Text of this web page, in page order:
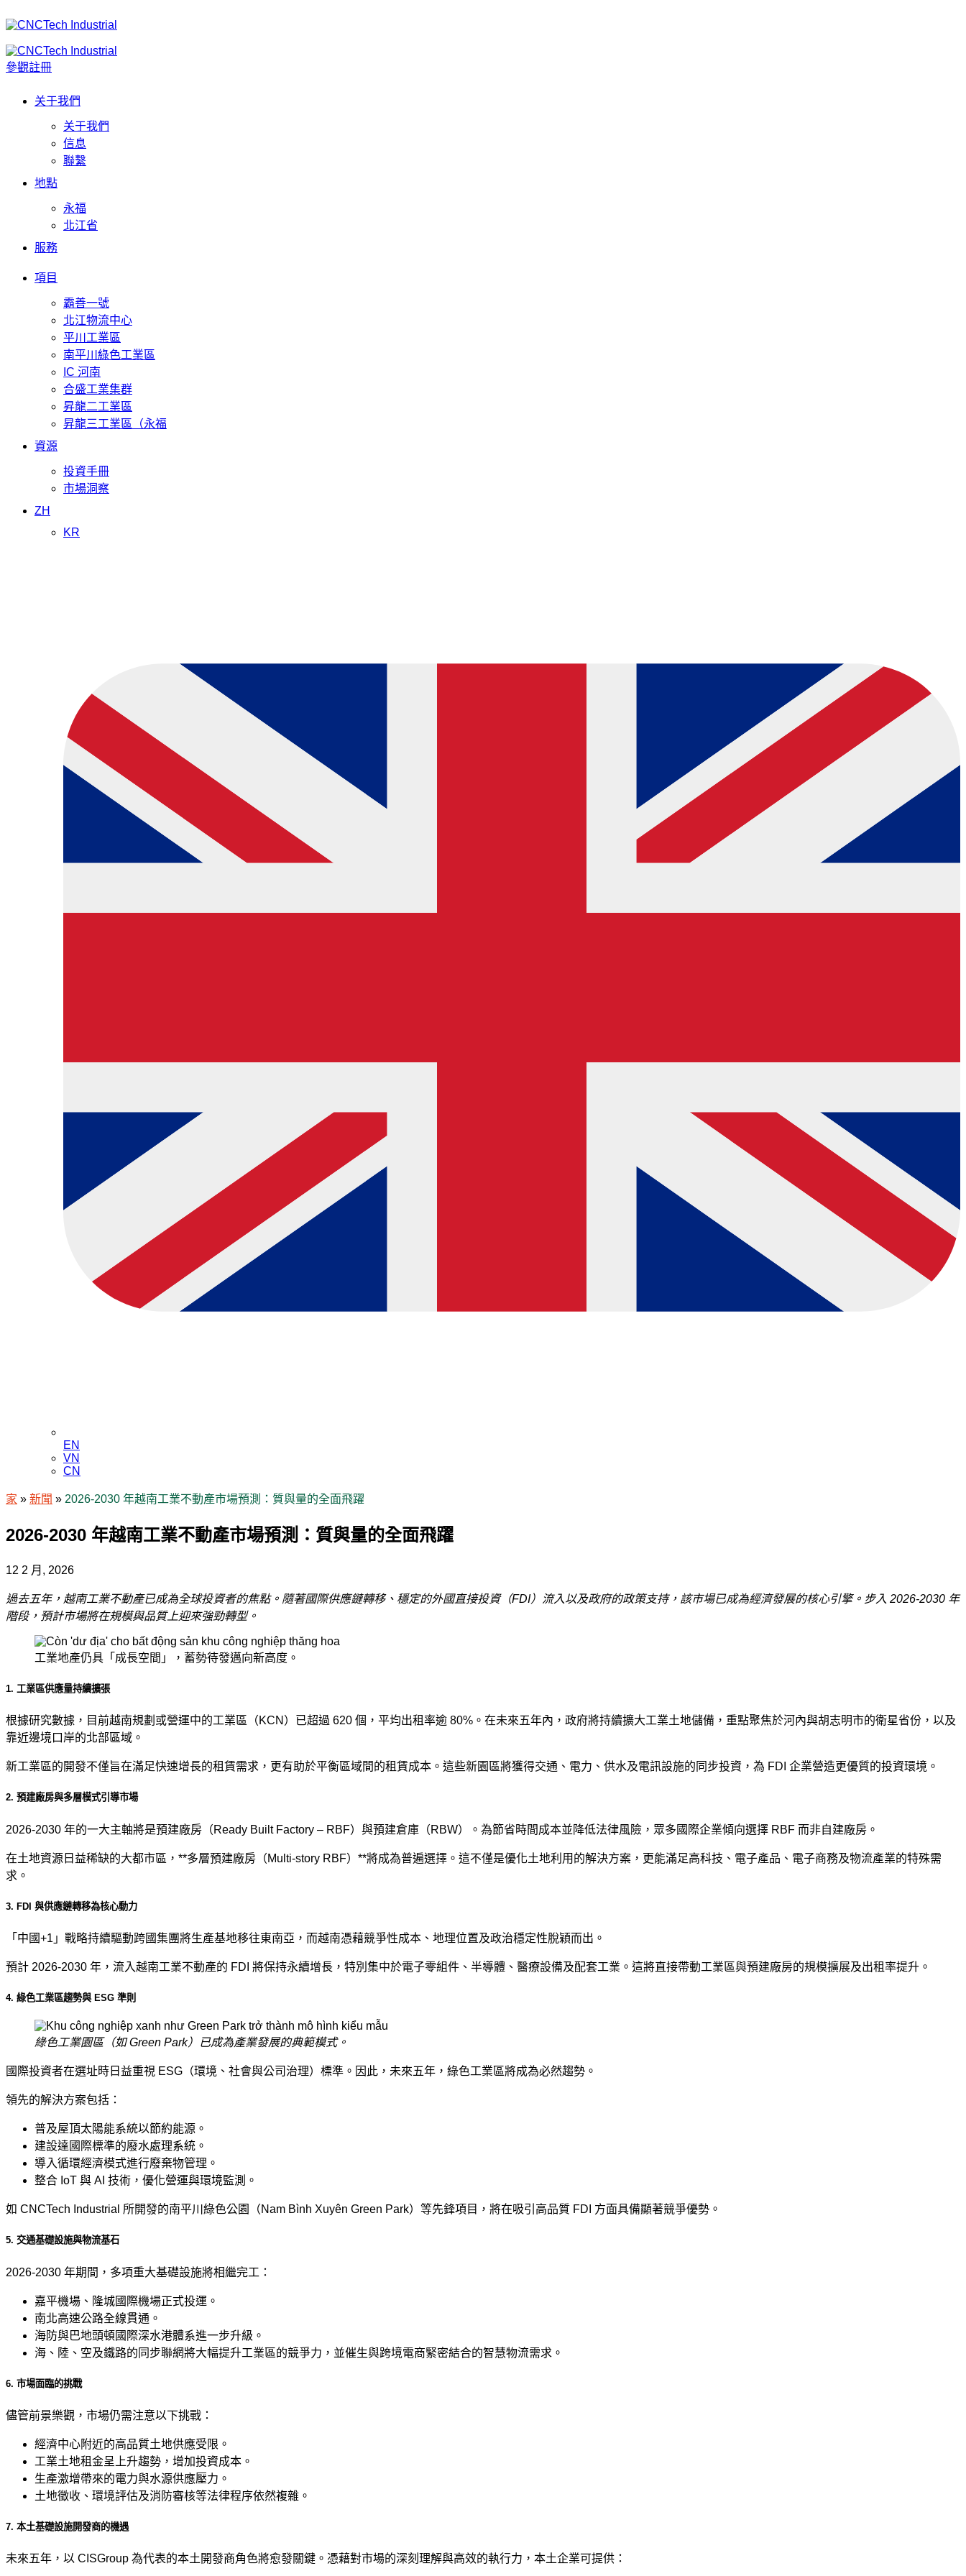
參觀註冊
关于我們
关于我們
信息
聯繫
地點
永福
北江省
服務
項目
霸善一號
北江物流中心
平川工業區
南平川綠色工業區
IC 河南
合盛工業集群
昇龍二工業區
昇龍三工業區（永福
資源
投資手冊
市場洞察
ZH
KR
EN
VN
CN
家 » 新聞 » 2026-2030 年越南工業不動產市場預測：質與量的全面飛躍
2026-2030 年越南工業不動產市場預測：質與量的全面飛躍
12 2 月, 2026
過去五年，越南工業不動產已成為全球投資者的焦點。隨著國際供應鏈轉移、穩定的外國直接投資（FDI）流入以及政府的政策支持，該市場已成為經濟發展的核心引擎。步入 2026-2030 年
階段，預計市場將在規模與品質上迎來強勁轉型。
工業地產仍具「成長空間」，蓄勢待發邁向新高度。
1. 工業區供應量持續擴張
根據研究數據，目前越南規劃或營運中的工業區（KCN）已超過 620 個，平均出租率逾 80%。在未來五年內，政府將持續擴大工業土地儲備，重點聚焦於河內與胡志明市的衛星省份，以及
靠近邊境口岸的北部區域。
新工業區的開發不僅旨在滿足快速增長的租賃需求，更有助於平衡區域間的租賃成本。這些新園區將獲得交通、電力、供水及電訊設施的同步投資，為 FDI 企業營造更優質的投資環境。
2. 預建廠房與多層模式引導市場
2026-2030 年的一大主軸將是預建廠房（Ready Built Factory – RBF）與預建倉庫（RBW）。為節省時間成本並降低法律風險，眾多國際企業傾向選擇 RBF 而非自建廠房。
在土地資源日益稀缺的大都市區，**多層預建廠房（Multi-story RBF）**將成為普遍選擇。這不僅是優化土地利用的解決方案，更能滿足高科技、電子產品、電子商務及物流產業的特殊需
求。
3. FDI 與供應鏈轉移為核心動力
「中國+1」戰略持續驅動跨國集團將生產基地移往東南亞，而越南憑藉競爭性成本、地理位置及政治穩定性脫穎而出。
預計 2026-2030 年，流入越南工業不動產的 FDI 將保持永續增長，特別集中於電子零組件、半導體、醫療設備及配套工業。這將直接帶動工業區與預建廠房的規模擴展及出租率提升。
4. 綠色工業區趨勢與 ESG 準則
綠色工業園區（如 Green Park）已成為產業發展的典範模式。
國際投資者在選址時日益重視 ESG（環境、社會與公司治理）標準。因此，未來五年，綠色工業區將成為必然趨勢。
領先的解決方案包括：
普及屋頂太陽能系統以節約能源。
建設達國際標準的廢水處理系統。
導入循環經濟模式進行廢棄物管理。
整合 IoT 與 AI 技術，優化營運與環境監測。
如 CNCTech Industrial 所開發的南平川綠色公園（Nam Bình Xuyên Green Park）等先鋒項目，將在吸引高品質 FDI 方面具備顯著競爭優勢。
5. 交通基礎設施與物流基石
2026-2030 年期間，多項重大基礎設施將相繼完工：
嘉平機場、隆城國際機場正式投運。
南北高速公路全線貫通。
海防與巴地頭頓國際深水港體系進一步升級。
海、陸、空及鐵路的同步聯網將大幅提升工業區的競爭力，並催生與跨境電商緊密結合的智慧物流需求。
6. 市場面臨的挑戰
儘管前景樂觀，市場仍需注意以下挑戰：
經濟中心附近的高品質土地供應受限。
工業土地租金呈上升趨勢，增加投資成本。
生產激增帶來的電力與水源供應壓力。
土地徵收、環境評估及消防審核等法律程序依然複雜。
7. 本土基礎設施開發商的機遇
未來五年，以 CISGroup 為代表的本土開發商角色將愈發關鍵。憑藉對市場的深刻理解與高效的執行力，本土企業可提供：